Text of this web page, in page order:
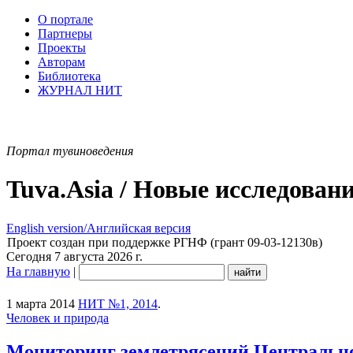
О портале
Партнеры
Проекты
Авторам
Библиотека
ЖУРНАЛ НИТ
Портал тувиноведения
Tuva.Asia / Новые
English version/Английская версия
Проект создан при поддержке РГНФ (грант 09-03-12130в)
Сегодня 7 августа 2026 г.
На главную |
1 марта 2014 НИТ №1, 2014.
Человек и природа